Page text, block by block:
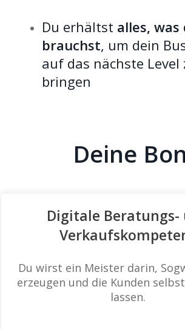
Du erhältst alles, was
brauchst, um dein
auf das nächste Level
bringen
Deine
Digitale Beratungs-
Du wirst ein Meister darin,
erzeugen und die Kunden
lassen.